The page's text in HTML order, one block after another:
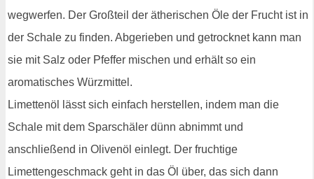
wegwerfen. Der Großteil der ätherischen Öle der Frucht ist in
der Schale zu finden. Abgerieben und getrocknet kann man
sie mit Salz oder Pfeffer mischen und erhält so ein
aromatisches Würzmittel.
Limettenöl lässt sich einfach herstellen, indem man die
Schale mit dem Sparschäler dünn abnimmt und
anschließend in Olivenöl einlegt. Der fruchtige
Limettengeschmack geht in das Öl über, das sich dann